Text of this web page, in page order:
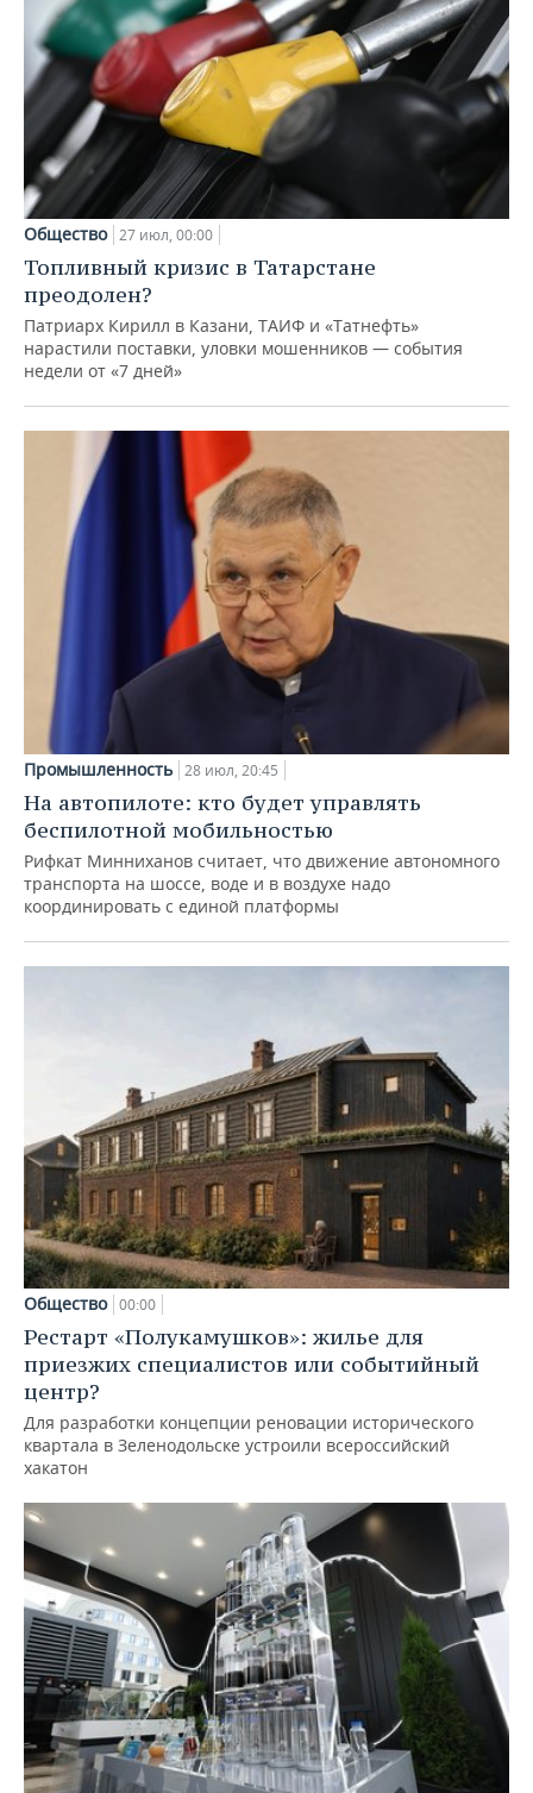
Общество 27 июл, 00:00
Топливный кризис в Татарстане
преодолен?
Патриарх Кирилл в Казани, ТАИФ и «Татнефть»
нарастили поставки, уловки мошенников — события
недели от «7 дней»
Промышленность 28 июл, 20:45
На автопилоте: кто будет управлять
беспилотной мобильностью
Рифкат Минниханов считает, что движение автономного
транспорта на шоссе, воде и в воздухе надо
координировать с единой платформы
Общество 00:00
Рестарт «Полукамушков»: жилье для
приезжих специалистов или событийный
центр?
Для разработки концепции реновации исторического
квартала в Зеленодольске устроили всероссийский
хакатон